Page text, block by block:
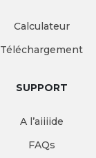
Calculateur
Téléchargement
SUPPORT
A l’aiiiide
FAQs